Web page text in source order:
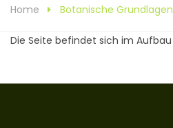
Home Botanische Grundlagen
Die Seite befindet sich im Aufbau